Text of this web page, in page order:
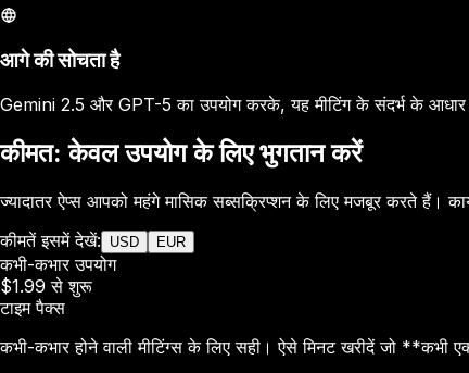
आगे की सोचता है
Gemini 2.5 और GPT-5 का उपयोग करके, यह मीटिंग के संदर्भ के आधार
कीमत: केवल उपयोग के लिए भुगतान करें
ज्यादातर ऐप्स आपको महंगे मासिक सब्सक्रिप्शन के लिए मजबूर करते हैं।
कीमतें इसमें देखें:
USD EUR
कभी-कभार उपयोग
$1.99 से शुरू
टाइम पैक्स
कभी-कभार होने वाली मीटिंग्स के लिए सही। ऐसे मिनट खरीदें जो **कभी